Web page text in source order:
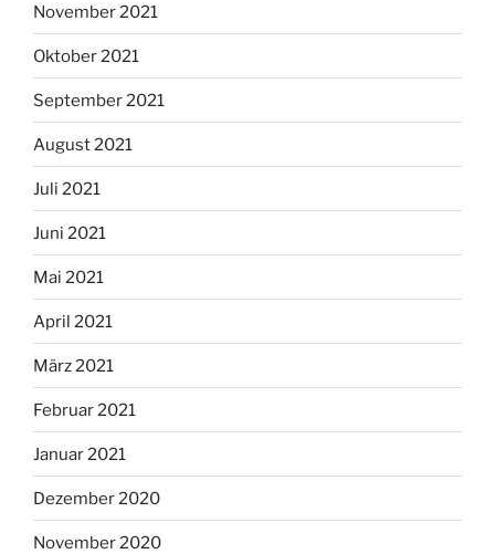
November 2021
Oktober 2021
September 2021
August 2021
Juli 2021
Juni 2021
Mai 2021
April 2021
März 2021
Februar 2021
Januar 2021
Dezember 2020
November 2020